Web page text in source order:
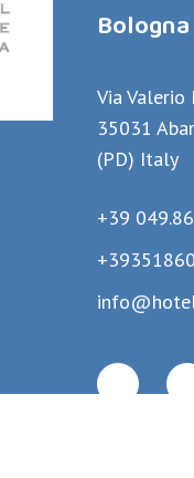
Bologna
Via Valerio
35031
(PD) Italy
+39